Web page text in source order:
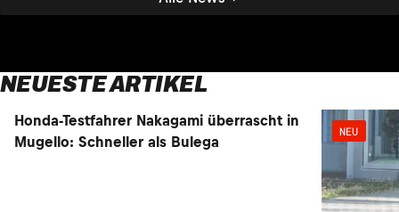
NEUESTE ARTIKEL
NEU